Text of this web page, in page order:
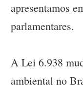
apresentamos
parlamentares.
A Lei 6.938
ambiental no